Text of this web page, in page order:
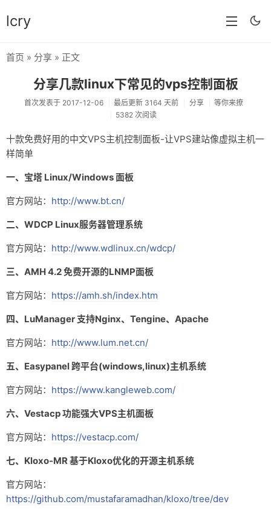
lcry
分类
分享
技术
首页 » 分享 » 正文
分享几款linux下常见的vps控制面板
首次发表于 2017-12-06 最后更新 3164 天前 分享
等你来撩
5382 次阅读
十款免费好用的中文VPS主机控制面板-让VPS建站像虚拟主机一
样简单
一、宝塔 Linux/Windows 面板
官方网站： http://www.bt.cn/
二、WDCP Linux服务器管理系统
官方网站： http://www.wdlinux.cn/wdcp/
三、AMH 4.2 免费开源的LNMP面板
官方网站： https://amh.sh/index.htm
四、LuManager 支持Nginx、Tengine、Apache
官方网站： http://www.lum.net.cn/
五、Easypanel 跨平台(windows,linux)主机系统
官方网站： https://www.kangleweb.com/
六、Vestacp 功能强大VPS主机面板
官方网站： https://vestacp.com/
七、Kloxo-MR 基于Kloxo优化的开源主机系统
官方网站：
https://github.com/mustafaramadhan/kloxo/tree/dev